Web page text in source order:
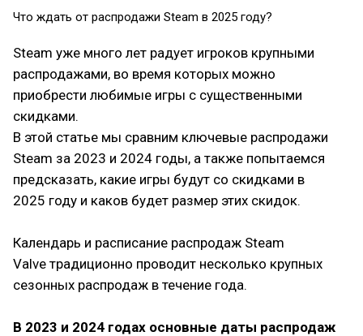
Что ждать от распродажи Steam в 2025 году?
Steam уже много лет радует игроков крупными
распродажами, во время которых можно
приобрести любимые игры с существенными
скидками.
В этой статье мы сравним ключевые распродажи
Steam за 2023 и 2024 годы, а также попытаемся
предсказать, какие игры будут со скидками в
2025 году и каков будет размер этих скидок.
Календарь и расписание распродаж Steam
Valve традиционно проводит несколько крупных
сезонных распродаж в течение года.
В 2023 и 2024 годах основные даты распродаж